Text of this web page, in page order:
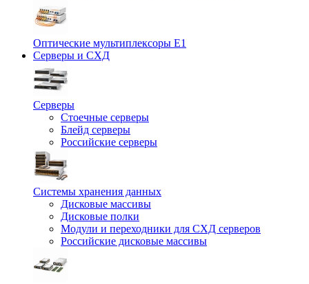
Оптические мультиплексоры Е1
Серверы и СХД
Серверы
Стоечные серверы
Блейд серверы
Российские серверы
Системы хранения данных
Дисковые массивы
Дисковые полки
Модули и переходники для СХД серверов
Российские дисковые массивы